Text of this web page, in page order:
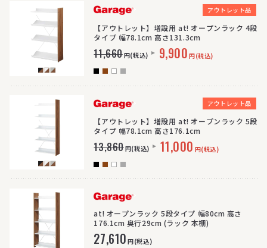
> アウトレット品
【アウトレット】増設用 at! オープンラック 4段
タイプ 幅78.1cm 高さ131.3cm
11,660円(税込) 9,900円(税込)
> アウトレット品
【アウトレット】増設用 at! オープンラック 5段
タイプ 幅78.1cm 高さ176.1cm
13,860円(税込) 11,000円(税込)
>
at! オープンラック 5段タイプ 幅80cm 高さ
176.1cm 奥行29cm (ラック 本棚)
27,610円(税込)